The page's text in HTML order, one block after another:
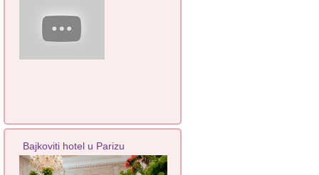
Bajkoviti hotel u Parizu